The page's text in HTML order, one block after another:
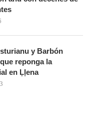
y Barbón
reponga la
en Ḷḷena